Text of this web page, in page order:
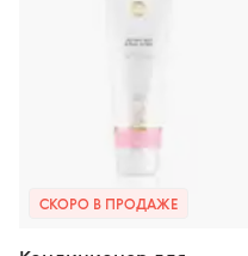
СКОРО В ПРОДАЖЕ